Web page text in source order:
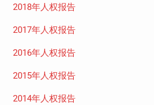
2018年人权报告
2017年人权报告
2016年人权报告
2015年人权报告
2014年人权报告